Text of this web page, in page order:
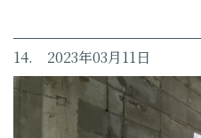
14. 2023年03月11日